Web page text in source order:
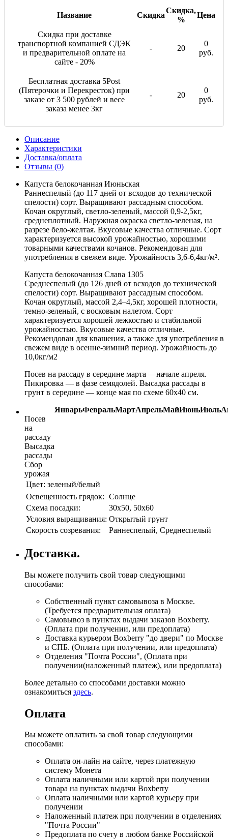
Название Скидка
Скидка,
%
Цена
Скидка при доставке
транспортной компанией СДЭК
и предварительной оплате на
сайте - 20%
- 20
0
руб.
Бесплатная доставка 5Post
(Пятерочки и Перекресток) при
заказе от 3 500 рублей и весе
заказа менее 3кг
- 20
0
руб.
Описание
Характеристики
Доставка/оплата
Отзывы (0)
Капуста белокочанная Июньская
Раннеспелый (до 117 дней от всходов до технической
спелости) сорт. Выращивают рассадным способом.
Кочан округлый, светло-зеленый, массой 0,9-2,5кг,
среднеплотный. Наружная окраска светло-зеленая, на
разрезе бело-желтая. Вкусовые качества отличные. Сорт
характеризуется высокой урожайностью, хорошими
товарными качествами кочанов. Рекомендован для
употребления в свежем виде. Урожайность 3,6-6,4кг/м².
Капуста белокочанная Слава 1305
Среднеспелый (до 126 дней от всходов до технической
спелости) сорт. Выращивают рассадным способом.
Кочан округлый, массой 2,4–4,5кг, хорошей плотности,
темно-зеленый, с восковым налетом. Сорт
характеризуется хорошей лежкостью и стабильной
урожайностью. Вкусовые качества отличные.
Рекомендован для квашения, а также для употребления в
свежем виде в осенне-зимний период. Урожайность до
10,0кг/м2
Посев на рассаду в середине марта —начале апреля.
Пикировка — в фазе семядолей. Высадка рассады в
грунт в середине — конце мая по схеме 60х40 см.
ЯнварьФевральМартАпрельМайИюньИюль
Посев
на
рассаду
Высадка
рассады
Сбор
урожая
Цвет: зеленый/белый
Освещенность грядок: Солнце
Схема посадки:
30х50, 50х60
Условия выращивания: Открытый грунт
Скорость созревания:
Раннеспелый, Среднеспелый
Доставка.
Вы можете получить свой товар следующими
способами:
Собственный пункт самовывоза в Москве.
(Требуется предварительная оплата)
Самовывоз в пунктах выдачи заказов Boxberry.
(Оплата при получении, или предоплата)
Доставка курьером Boxberry "до двери" по Москве
и СПБ. (Оплата при получении, или предоплата)
Отделения "Почта России", (Оплата при
получении(наложенный платеж), или предоплата)
Более детально со способами доставки можно
ознакомиться здесь.
Оплата
Вы можете оплатить за свой товар следующими
способами:
Оплата он-лайн на сайте, через платежную
систему Монета
Оплата наличными или картой при получении
товара на пунктах выдачи Boxberry
Оплата наличными или картой курьеру при
получении
Наложенный платеж при получении в отделениях
"Почта России"
Предоплата по счету в любом банке Российской